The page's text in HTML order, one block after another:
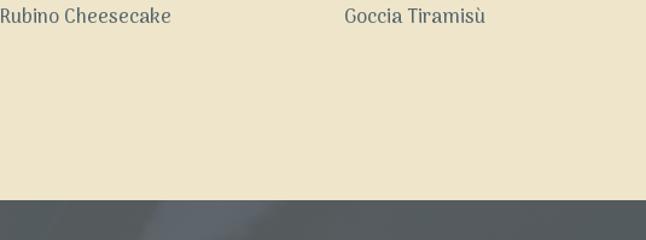
Rubino Cheesecake Goccia Tiramisù